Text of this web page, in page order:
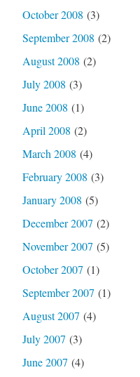
October 2008 (3)
September 2008 (2)
August 2008 (2)
July 2008 (3)
June 2008 (1)
April 2008 (2)
March 2008 (4)
February 2008 (3)
January 2008 (5)
December 2007 (2)
November 2007 (5)
October 2007 (1)
September 2007 (1)
August 2007 (4)
July 2007 (3)
June 2007 (4)